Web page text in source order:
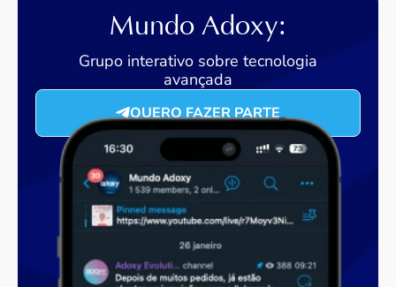
Mundo Adoxy:
Grupo interativo sobre tecnologia
avançada
QUERO FAZER PARTE